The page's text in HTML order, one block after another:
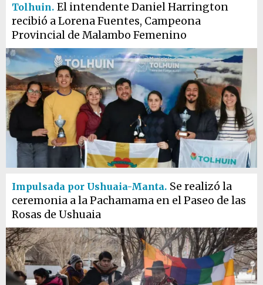
Tolhuin. El intendente Daniel Harrington
recibió a Lorena Fuentes, Campeona
Provincial de Malambo Femenino
Impulsada por Ushuaia-Manta. Se realizó la
ceremonia a la Pachamama en el Paseo de las
Rosas de Ushuaia